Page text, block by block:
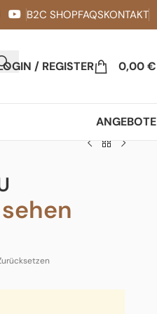
B2C SHOPFAQSKONTAKT
/ REGISTER 0,00€
ANGEBOTE